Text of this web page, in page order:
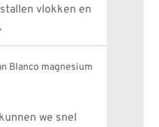
vlokken en
Blanco magnesium
we snel